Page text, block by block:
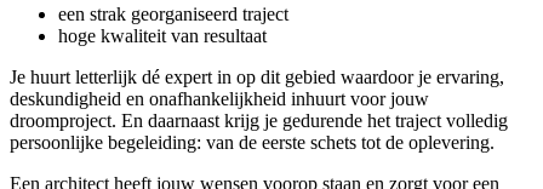
een strak georganiseerd traject
hoge kwaliteit van resultaat
Je huurt letterlijk dé expert in op dit gebied waardoor je ervaring,
deskundigheid en onafhankelijkheid inhuurt voor jouw
droomproject. En daarnaast krijg je gedurende het traject volledig
persoonlijke begeleiding: van de eerste schets tot de oplevering.
Een architect heeft jouw wensen voorop staan en zorgt voor een